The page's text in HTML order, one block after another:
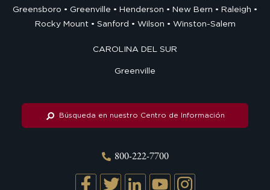
Greensboro
Greenville Henderson New Bern
Raleigh
Rocky Mount
Sanford Wilson Winston-Salem
CAROLINA DEL SUR
Greenville
Búsqueda en nuestro Centro de Información
800-222-7700